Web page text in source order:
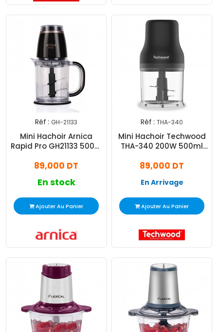
Réf : GH-21133
Mini Hachoir Arnica
Rapid Pro GH21133 500W
89,000 DT
En stock
Ajouter Au Panier
Réf : THA-340
Mini Hachoir Techwood
THA-340 200W 500ml
89,000 DT
En Arrivage
Ajouter Au Panier